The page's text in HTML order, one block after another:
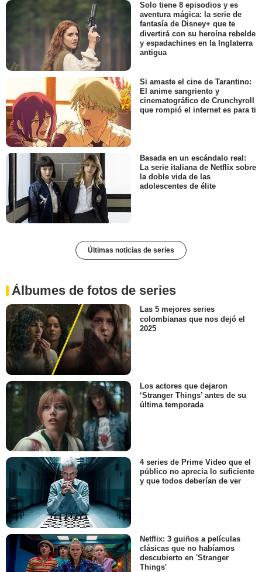
Solo tiene 8 episodios y es
aventura mágica: la serie de
fantasía de Disney+ que te
divertirá con su heroína rebelde
y espadachines en la Inglaterra
antigua
Si amaste el cine de Tarantino:
El anime sangriento y
cinematográfico de Crunchyroll
que rompió el internet es para ti
Basada en un escándalo real:
La serie italiana de Netflix sobre
la doble vida de las
adolescentes de élite
Últimas noticias de series
Álbumes de fotos de series
Las 5 mejores series
colombianas que nos dejó el
2025
Los actores que dejaron
‘Stranger Things’ antes de su
última temporada
4 series de Prime Video que el
público no aprecia lo suficiente
y que todos deberían de ver
Netflix: 3 guiños a películas
clásicas que no habíamos
descubierto en 'Stranger
Things'